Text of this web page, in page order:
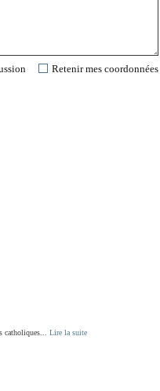
Lire la suite
Retenir mes coordonnées